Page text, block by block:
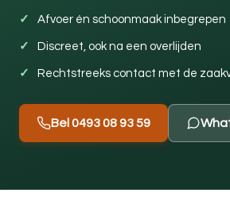
Afvoer én schoonmaak inbegrepen
Discreet, ook na een overlijden
Rechtstreeks contact met de
Bel 0493 08 93 59